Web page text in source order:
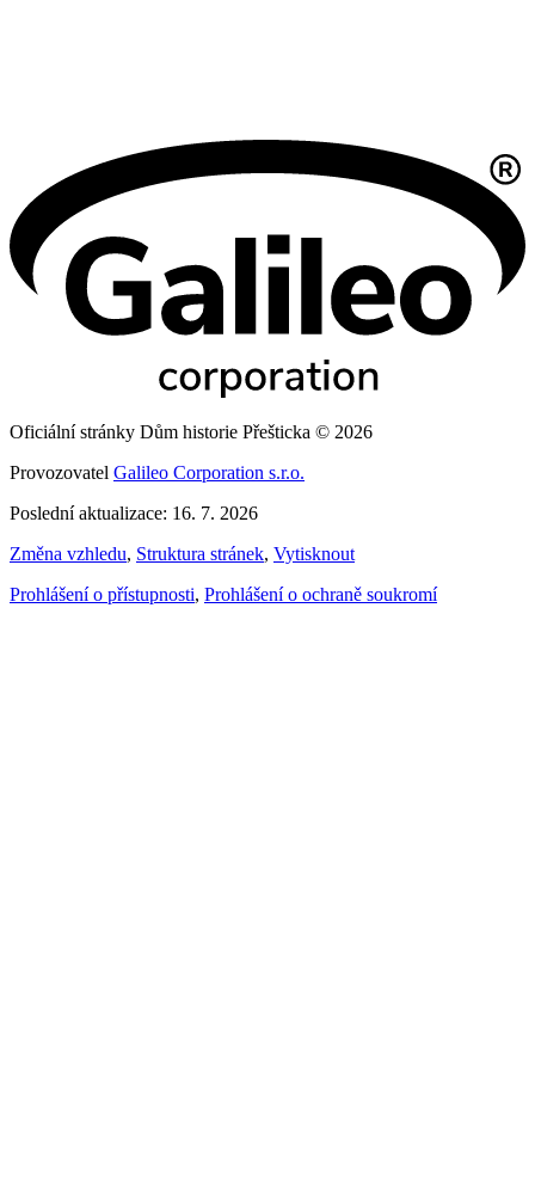
Oficiální stránky Dům historie Přešticka © 2026
Provozovatel Galileo Corporation s.r.o.
Poslední aktualizace: 16. 7. 2026
Změna vzhledu, Struktura stránek, Vytisknout
Prohlášení o přístupnosti, Prohlášení o ochraně soukromí